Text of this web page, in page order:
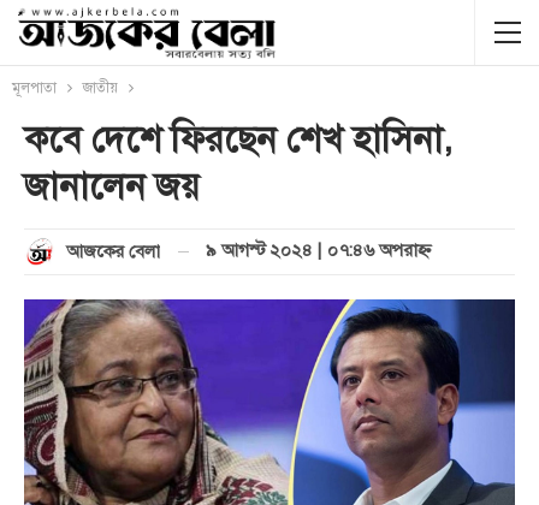
মূলপাতা জাতীয়
কবে দেশে ফিরছেন শেখ হাসিনা,
জানালেন জয়
আজকের বেলা ৯ আগস্ট ২০২৪ | ০৭:৪৬ অপরাহ্ণ